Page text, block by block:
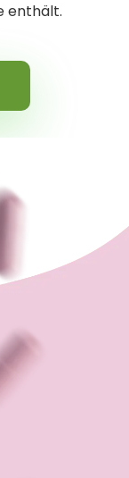
enthält.